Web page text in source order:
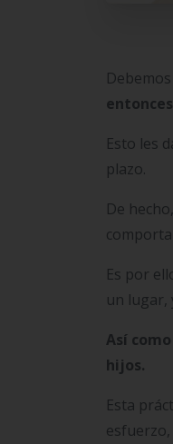
Esto les
plazo.
De
Es por
un lugar,
Así
hijos.
Esta